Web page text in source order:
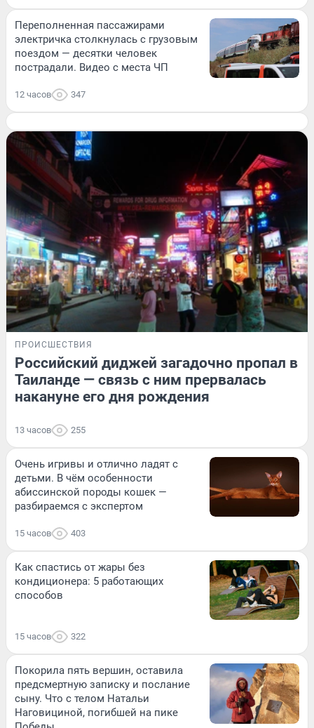
Переполненная пассажирами
электричка столкнулась с грузовым
поездом — десятки человек
пострадали. Видео с места ЧП
12 часов 347
ПРОИСШЕСТВИЯ
Российский диджей загадочно пропал в
Таиланде — связь с ним прервалась
накануне его дня рождения
13 часов 255
Очень игривы и отлично ладят с
детьми. В чём особенности
абиссинской породы кошек —
разбираемся с экспертом
15 часов 403
Как спастись от жары без
кондиционера: 5 работающих
способов
15 часов 322
Покорила пять вершин, оставила
предсмертную записку и послание
сыну. Что с телом Натальи
Наговициной, погибшей на пике